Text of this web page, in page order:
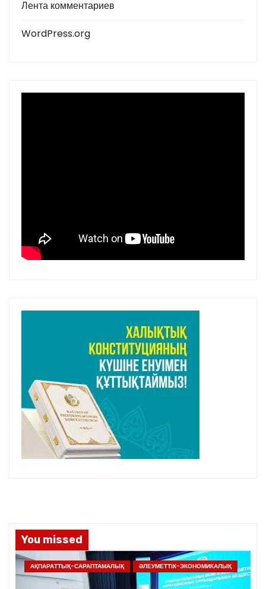
Лента комментариев
WordPress.org
You missed
АҚПАРАТТЫҚ-САРАПТАМАЛЫҚ ӘЛЕУМЕТТІК-ЭКОНОМИКАЛЫҚ